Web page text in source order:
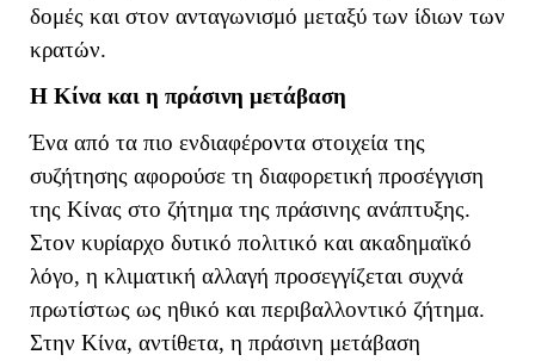
δομές και στον ανταγωνισμό μεταξύ των ίδιων των
κρατών.
Η Κίνα και η πράσινη μετάβαση
Ένα από τα πιο ενδιαφέροντα στοιχεία της
συζήτησης αφορούσε τη διαφορετική προσέγγιση
της Κίνας στο ζήτημα της πράσινης ανάπτυξης.
Στον κυρίαρχο δυτικό πολιτικό και ακαδημαϊκό
λόγο, η κλιματική αλλαγή προσεγγίζεται συχνά
πρωτίστως ως ηθικό και περιβαλλοντικό ζήτημα.
Στην Κίνα, αντίθετα, η πράσινη μετάβαση